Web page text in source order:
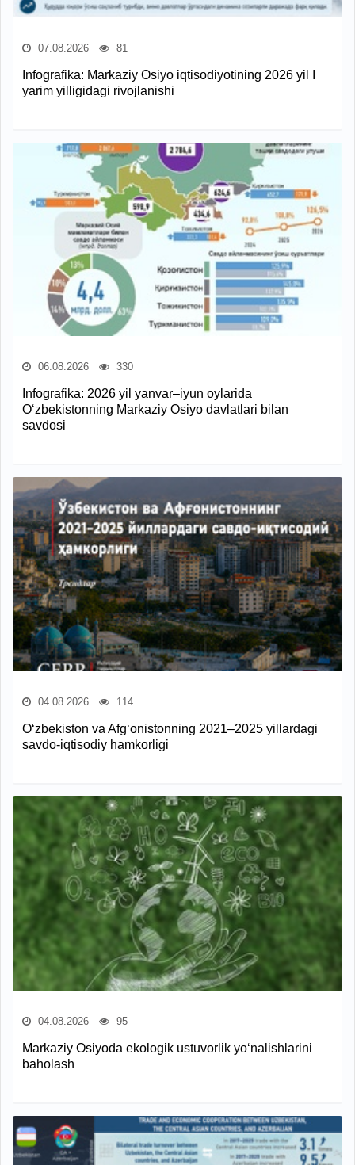
07.08.2026 81
Infografika: Markaziy Osiyo iqtisodiyotining 2026 yil I
yarim yilligidagi rivojlanishi
06.08.2026 330
Infografika: 2026 yil yanvar–iyun oylarida
O‘zbekistonning Markaziy Osiyo davlatlari bilan
savdosi
04.08.2026 114
O‘zbekiston va Afg‘onistonning 2021–2025 yillardagi
savdo-iqtisodiy hamkorligi
04.08.2026 95
Markaziy Osiyoda ekologik ustuvorlik yo‘nalishlarini
baholash